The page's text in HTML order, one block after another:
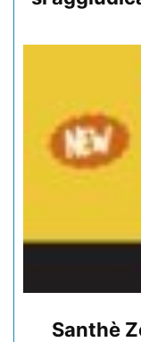
Santhè